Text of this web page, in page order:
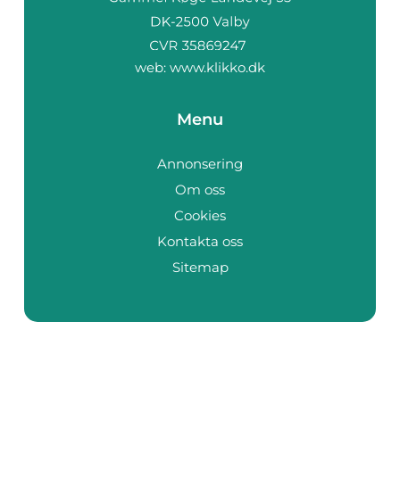
web: www.klikko.dk
Menu
Annonsering
Om oss
Cookies
Kontakta oss
Sitemap